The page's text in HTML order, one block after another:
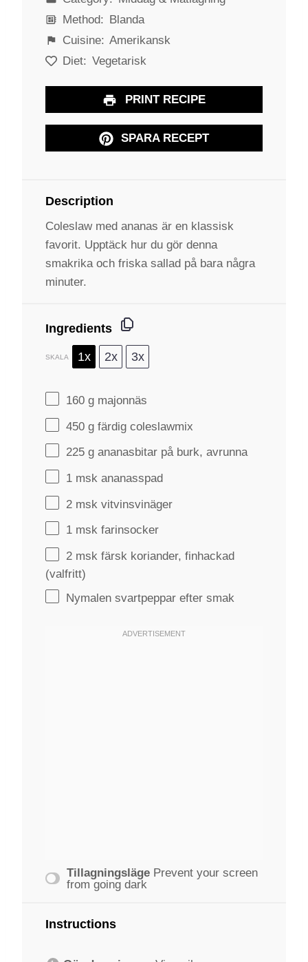
Method: Blanda
Cuisine: Amerikansk
Diet: Vegetarisk
PRINT RECIPE
SPARA RECEPT
Description
Coleslaw med ananas är en klassisk
favorit. Upptäck hur du gör denna
smakrika och friska sallad på bara några
minuter.
Ingredients
SKALA 1x 2x 3x
160 g majonnäs
450 g färdig coleslawmix
225 g ananasbitar på burk, avrunna
1 msk ananasspad
2 msk vitvinsvinäger
1 msk farinsocker
2 msk färsk koriander, finhackad
(valfritt)
Nymalen svartpeppar efter smak
Tillagningsläge Prevent your screen
from going dark
Instructions